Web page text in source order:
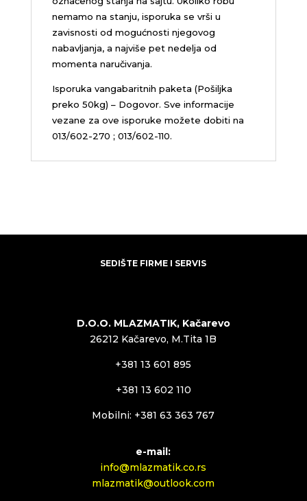
nemamo na stanju, isporuka se vrši u
zavisnosti od mogućnosti njegovog
nabavljanja, a najviše pet nedelja od
momenta naručivanja.
Isporuka vangabaritnih paketa (Pošiljka
preko 50kg) – Dogovor. Sve informacije
vezane za ove isporuke možete dobiti na
013/602-270 ; 013/602-110.
SEDIŠTE FIRME I SERVIS
D.O.O. MLAZMATIK, Kačarevo
26212 Kačarevo, M.Tita 1B
+381 13 601 895
+381 13 602 110
Mobilni: +381 63 363 767
e-mail:
info@mlazmatik.co.rs
mlazmatik@outlook.com